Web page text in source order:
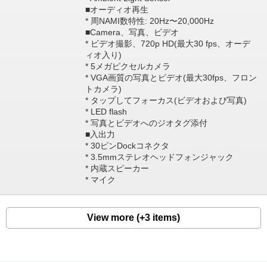
■オーディオ再生
* 周NAMI数特性: 20Hz〜20,000Hz
■Camera、写真、ビデオ
* ビデオ撮影、720p HD(最大30 fps、オーデ
ィオ入り)
* 5メガピクセルカメラ
* VGA画質の写真とビデオ(最大30fps、フロン
トカメラ)
* タップしてフォーカス(ビデオおよび写真)
* LED flash
* 写真とビデオへのジオタグ添付
■入出力
* 30ピンDockコネクタ
* 3.5mmステレオヘッドフォンジャック
* 内蔵スピーカー
* マイク
View more (+3 items)